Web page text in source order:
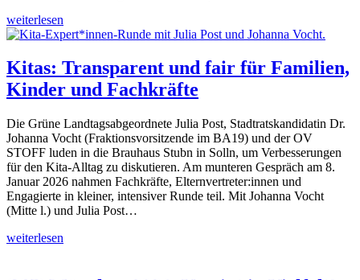
weiterlesen
Kitas: Transparent und fair für Familien,
Kinder und Fachkräfte
Die Grüne Landtagsabgeordnete Julia Post, Stadtratskandidatin Dr.
Johanna Vocht (Fraktionsvorsitzende im BA19) und der OV
STOFF luden in die Brauhaus Stubn in Solln, um Verbesserungen
für den Kita-Alltag zu diskutieren. Am munteren Gespräch am 8.
Januar 2026 nahmen Fachkräfte, Elternvertreter:innen und
Engagierte in kleiner, intensiver Runde teil. Mit Johanna Vocht
(Mitte l.) und Julia Post…
weiterlesen